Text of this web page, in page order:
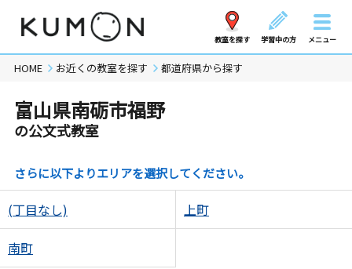
教室を探す 学習中の方 メニュー
HOME お近くの教室を探す 都道府県から探す
富山県南砺市福野
の公文式教室
さらに以下よりエリアを選択してください。
(丁目なし) 上町
南町